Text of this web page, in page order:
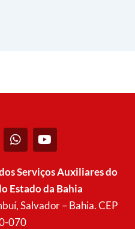
W
h
t
a
p
p
Y
o
t
u
b
e
Serviços Auxiliares do
Estado da Bahia
Salvador – Bahia. CEP
070